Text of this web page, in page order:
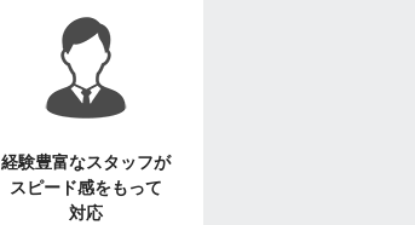
経験豊富なスタッフが
スピード感をもって
対応